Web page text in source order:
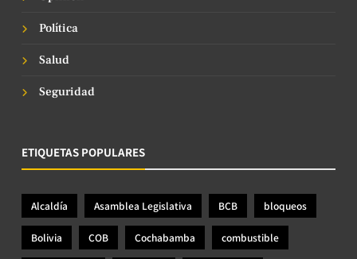
Política
Salud
Seguridad
ETIQUETAS POPULARES
Alcaldía Asamblea Legislativa BCB bloqueos
Bolivia COB Cochabamba combustible